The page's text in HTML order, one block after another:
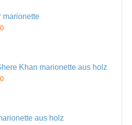
marionette
Khan marionette aus holz
aus holz